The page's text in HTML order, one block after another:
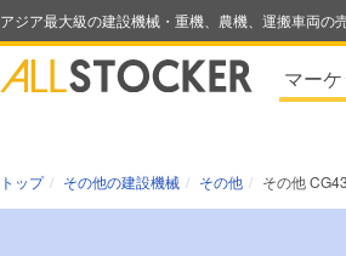
アジア最大級の建設機械・重機、農機、運搬車両の
マーケ
トップ その他の建設機械 その他 その他